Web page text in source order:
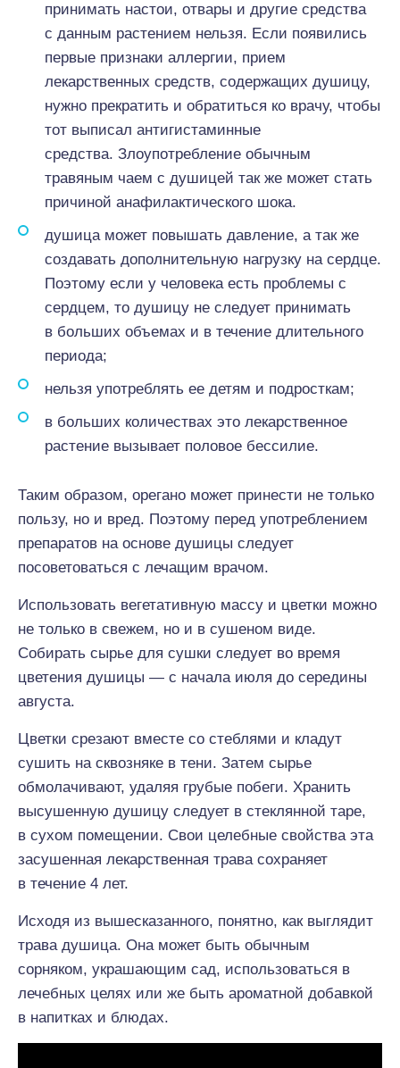
принимать настои, отвары и другие средства
с данным растением нельзя. Если появились
первые признаки аллергии, прием
лекарственных средств, содержащих душицу,
нужно прекратить и обратиться ко врачу, чтобы
тот выписал антигистаминные
средства. Злоупотребление обычным
травяным чаем с душицей так же может стать
причиной анафилактического шока.
душица может повышать давление, а так же
создавать дополнительную нагрузку на сердце.
Поэтому если у человека есть проблемы с
сердцем, то душицу не следует принимать
в больших объемах и в течение длительного
периода;
нельзя употреблять ее детям и подросткам;
в больших количествах это лекарственное
растение вызывает половое бессилие.
Таким образом, орегано может принести не только
пользу, но и вред. Поэтому перед употреблением
препаратов на основе душицы следует
посоветоваться с лечащим врачом.
Использовать вегетативную массу и цветки можно
не только в свежем, но и в сушеном виде.
Собирать сырье для сушки следует во время
цветения душицы — с начала июля до середины
августа.
Цветки срезают вместе со стеблями и кладут
сушить на сквозняке в тени. Затем сырье
обмолачивают, удаляя грубые побеги. Хранить
высушенную душицу следует в стеклянной таре,
в сухом помещении. Свои целебные свойства эта
засушенная лекарственная трава сохраняет
в течение 4 лет.
Исходя из вышесказанного, понятно, как выглядит
трава душица. Она может быть обычным
сорняком, украшающим сад, использоваться в
лечебных целях или же быть ароматной добавкой
в напитках и блюдах.